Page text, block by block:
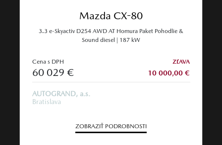
Mazda CX-80
3.3 e-Skyactiv D254 AWD AT Homura Paket Pohodlie &
Sound diesel | 187 kW
Cena s DPH
60 029 €
ZĽAVA
10 000,00 €
AUTOGRAND, a.s.
Bratislava
ZOBRAZIŤ PODROBNOSTI